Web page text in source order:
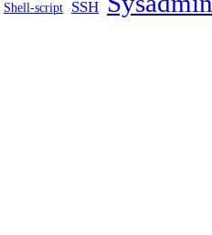
Shell-script SSH